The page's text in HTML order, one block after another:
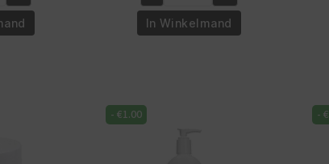
€3.95.
€4.95.€3.95.
Cocoa
Butter
Cream
In Winkelmand
- €1.00 - €